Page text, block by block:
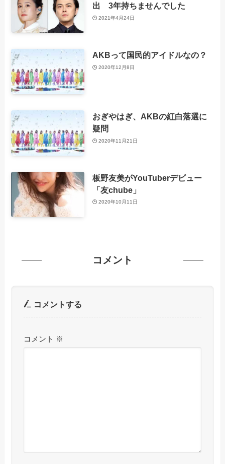
出 3年持ちませんでした
2021年4月24日
AKBって国民的アイドルなの？
2020年12月8日
おぎやはぎ、AKBの紅白落選に
疑問
2020年11月21日
板野友美がYouTuberデビュー
「友chube」
2020年10月11日
コメント
コメントする
コメント ※